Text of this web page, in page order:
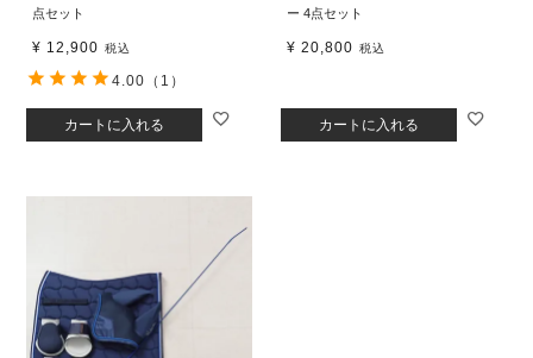
点セット
¥ 12,900 税込
カートに入れる
4.00 （1）
ー 4点セット
¥ 20,800 税込
カートに入れる